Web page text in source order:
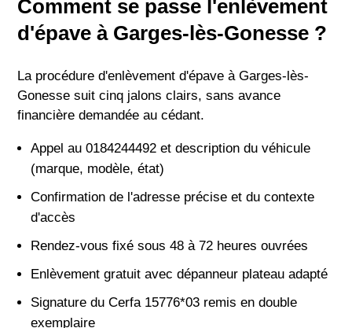
Comment se passe l'enlèvement
d'épave à Garges-lès-Gonesse ?
La procédure d'enlèvement d'épave à Garges-lès-
Gonesse suit cinq jalons clairs, sans avance
financière demandée au cédant.
Appel au 0184244492 et description du véhicule
(marque, modèle, état)
Confirmation de l'adresse précise et du contexte
d'accès
Rendez-vous fixé sous 48 à 72 heures ouvrées
Enlèvement gratuit avec dépanneur plateau adapté
Signature du Cerfa 15776*03 remis en double
exemplaire